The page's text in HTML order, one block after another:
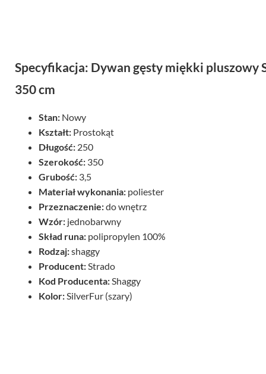
Specyfikacja: Dywan gęsty miękki pluszowy
350 cm
Stan: Nowy
Kształt: Prostokąt
Długość: 250
Szerokość: 350
Grubość: 3,5
Materiał wykonania: poliester
Przeznaczenie:do wnętrz
Wzór: jednobarwny
Skład runa: polipropylen 100%
Rodzaj:shaggy
Producent:Strado
Kod Producenta:Shaggy
Kolor:SilverFur (szary)